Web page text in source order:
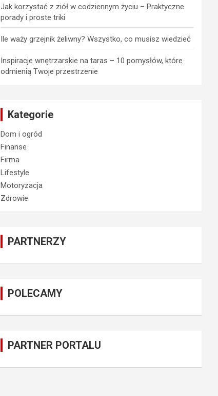
Jak korzystać z ziół w codziennym życiu – Praktyczne
porady i proste triki
Ile waży grzejnik żeliwny? Wszystko, co musisz wiedzieć
Inspiracje wnętrzarskie na taras – 10 pomysłów, które
odmienią Twoje przestrzenie
Kategorie
Dom i ogród
Finanse
Firma
Lifestyle
Motoryzacja
Zdrowie
PARTNERZY
POLECAMY
PARTNER PORTALU